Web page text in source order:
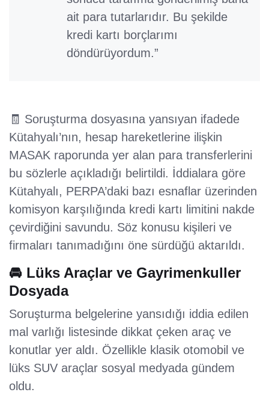
ait para tutarlarıdır. Bu şekilde
kredi kartı borçlarımı
döndürüyordum.”
🧾 Soruşturma dosyasına yansıyan ifadede
Kütahyalı’nın, hesap hareketlerine ilişkin
MASAK raporunda yer alan para transferlerini
bu sözlerle açıkladığı belirtildi. İddialara göre
Kütahyalı, PERPA’daki bazı esnaflar üzerinden
komisyon karşılığında kredi kartı limitini nakde
çevirdiğini savundu. Söz konusu kişileri ve
firmaları tanımadığını öne sürdüğü aktarıldı.
🚘 Lüks Araçlar ve Gayrimenkuller
Dosyada
Soruşturma belgelerine yansıdığı iddia edilen
mal varlığı listesinde dikkat çeken araç ve
konutlar yer aldı. Özellikle klasik otomobil ve
lüks SUV araçlar sosyal medyada gündem
oldu.